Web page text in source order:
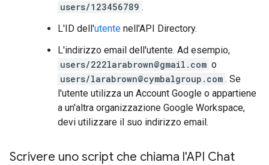
users/123456789 .
L'ID dell'utente nell'API Directory.
L'indirizzo email dell'utente. Ad esempio,
users/222larabrown@gmail.com o
users/larabrown@cymbalgroup.com . Se
l'utente utilizza un Account Google o appartiene
a un'altra organizzazione Google Workspace,
devi utilizzare il suo indirizzo email.
Scrivere uno script che chiama l'API Chat